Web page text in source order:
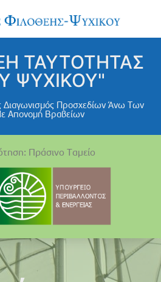
ΤΑΥΤΟΤΗΤΑΣ
ΨΥΧΙΚΟΥ"
Διαγωνισμός Προσχεδίων Άνω Των
Απονομή Βραβείων
Πράσινο Ταμείο